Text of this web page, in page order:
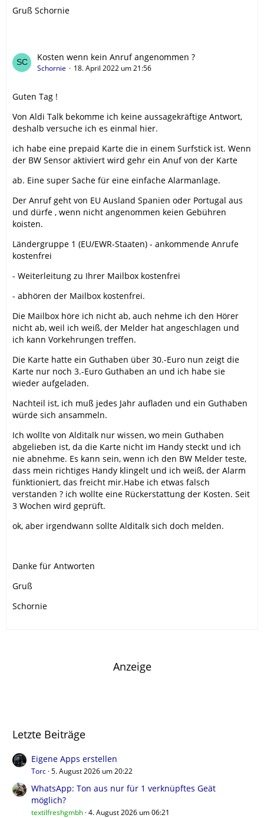
Gruß Schornie
Kosten wenn kein Anruf angenommen ?
Schornie 18. April 2022 um 21:56
Guten Tag !
Von Aldi Talk bekomme ich keine aussagekräftige Antwort,
deshalb versuche ich es einmal hier.
ich habe eine prepaid Karte die in einem Surfstick ist. Wenn
der BW Sensor aktiviert wird gehr ein Anuf von der Karte
ab. Eine super Sache für eine einfache Alarmanlage.
Der Anruf geht von EU Ausland Spanien oder Portugal aus
und dürfe , wenn nicht angenommen keien Gebühren
koisten.
Ländergruppe 1 (EU/EWR-Staaten) - ankommende Anrufe
kostenfrei
- Weiterleitung zu Ihrer Mailbox kostenfrei
- abhören der Mailbox kostenfrei.
Die Mailbox höre ich nicht ab, auch nehme ich den Hörer
nicht ab, weil ich weiß, der Melder hat angeschlagen und
ich kann Vorkehrungen treffen.
Die Karte hatte ein Guthaben über 30.-Euro nun zeigt die
Karte nur noch 3.-Euro Guthaben an und ich habe sie
wieder aufgeladen.
Nachteil ist, ich muß jedes Jahr aufladen und ein Guthaben
würde sich ansammeln.
Ich wollte von Alditalk nur wissen, wo mein Guthaben
abgelieben ist, da die Karte nicht im Handy steckt und ich
nie abnehme. Es kann sein, wenn ich den BW Melder teste,
dass mein richtiges Handy klingelt und ich weiß, der Alarm
fünktioniert, das freicht mir.Habe ich etwas falsch
verstanden ? ich wollte eine Rückerstattung der Kosten. Seit
3 Wochen wird geprüft.
ok, aber irgendwann sollte Alditalk sich doch melden.
Danke für Antworten
Gruß
Schornie
Anzeige
Letzte Beiträge
Eigene Apps erstellen
Torc 5. August 2026 um 20:22
WhatsApp: Ton aus nur für 1 verknüpftes Geät
möglich?
textilfreshgmbh 4. August 2026 um 06:21